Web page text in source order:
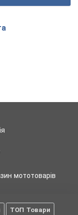
мототоварів
ТОП Товари